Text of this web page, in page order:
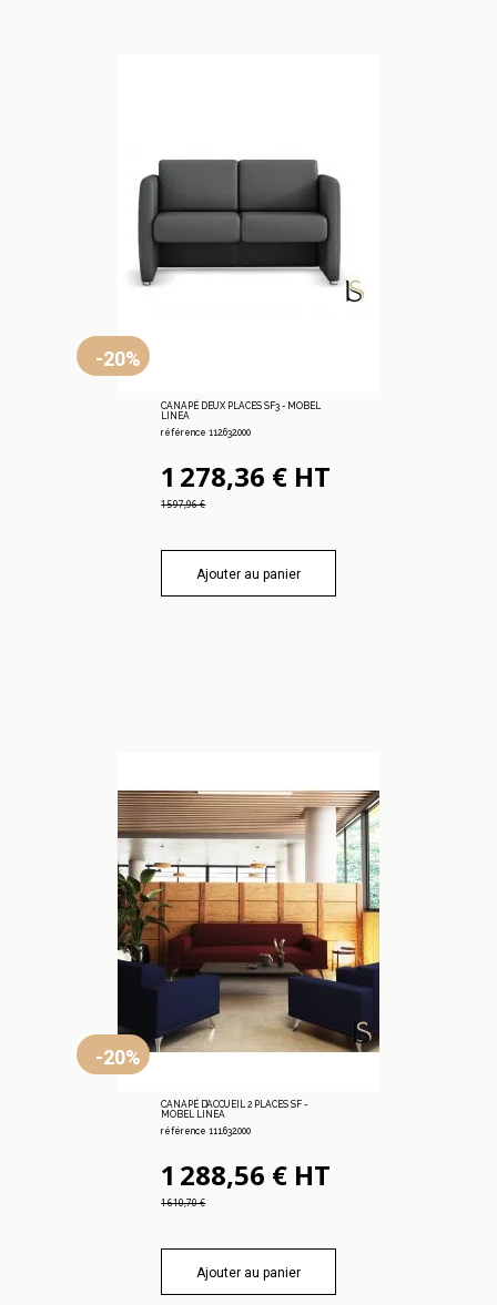
-20%
CANAPÉ DEUX PLACES SF3 - MOBEL
LINEA
référence 112.632.000
1 278,36 € HT
1 597,96 €
Ajouter au panier
-20%
CANAPÉ D’ACCUEIL 2 PLACES SF -
MOBEL LINEA
référence 111.632.000
1 288,56 € HT
1 610,70 €
Ajouter au panier